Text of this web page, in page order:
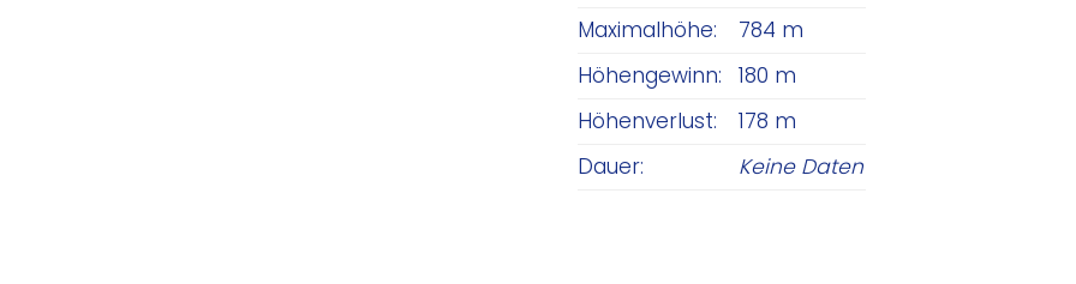
Maximalhöhe:
784 m
Höhengewinn:
180 m
Höhenverlust:
178 m
Dauer:
Keine Daten